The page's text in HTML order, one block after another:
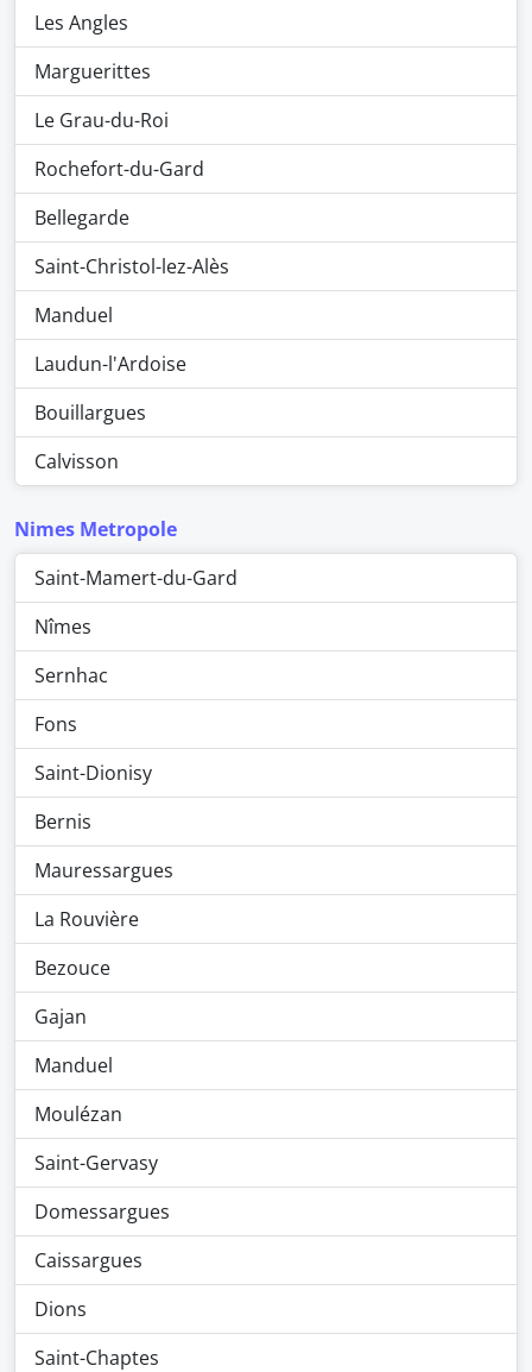
Les Angles
Marguerittes
Le Grau-du-Roi
Rochefort-du-Gard
Bellegarde
Saint-Christol-lez-Alès
Manduel
Laudun-l'Ardoise
Bouillargues
Calvisson
Nimes Metropole
Saint-Mamert-du-Gard
Nîmes
Sernhac
Fons
Saint-Dionisy
Bernis
Mauressargues
La Rouvière
Bezouce
Gajan
Manduel
Moulézan
Saint-Gervasy
Domessargues
Caissargues
Dions
Saint-Chaptes